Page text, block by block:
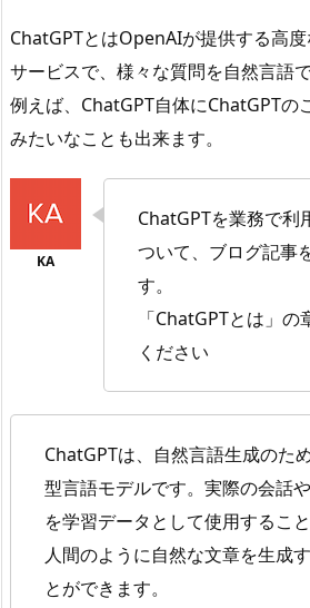
ChatGPTとはOpenAIが提供する高
サービスで、様々な質問を自然言語
例えば、ChatGPT自体にChatGPTの
みたいなことも出来ます。
ChatGPTを業務で利
ついて、ブログ記事
す。
「ChatGPTとは」
ください
ChatGPTは、自然言語生成のた
型言語モデルです。実際の会話
を学習データとして使用すること
人間のように自然な文章を生成
とができます。